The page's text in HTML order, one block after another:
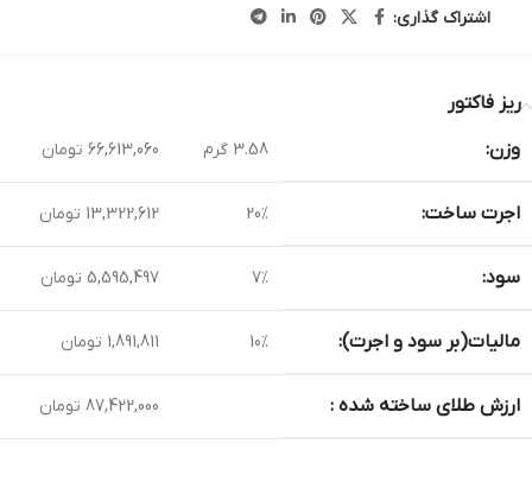
اشتراک گذاری:
ریز فاکتور
وزن:
3.58 گرم 66,613,060 تومان
اجرت ساخت: 20% 13,322,612 تومان
سود: 7% 5,595,497 تومان
مالیات(بر سود و اجرت): 10% 1,891,811 تومان
ارزش طلای ساخته شده : 87,422,000 تومان